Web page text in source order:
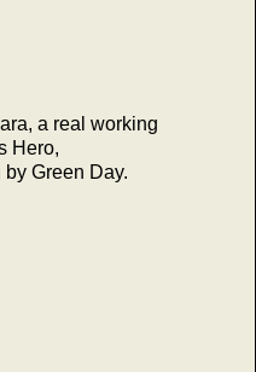
a real working
Hero,
Green Day.